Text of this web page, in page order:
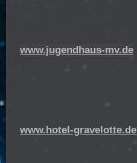
www.jugendhaus-mv.de
www.hotel-gravelotte.de